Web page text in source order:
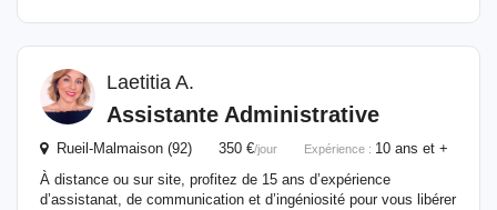
Laetitia A.
Assistante Administrative
Rueil-Malmaison (92) 350 €/jour Expérience : 10 ans et +
À distance ou sur site, profitez de 15 ans d’expérience
d’assistanat, de communication et d’ingéniosité pour vous libérer